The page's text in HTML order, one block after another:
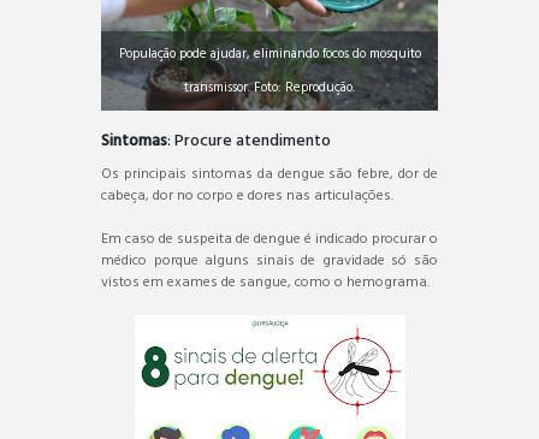
População pode ajudar, eliminando focos do mosquito
transmissor. Foto: Reprodução.
Sintomas: Procure atendimento
Os principais sintomas da dengue são febre, dor de
cabeça, dor no corpo e dores nas articulações.
Em caso de suspeita de dengue é indicado procurar o
médico porque alguns sinais de gravidade só são
vistos em exames de sangue, como o hemograma.